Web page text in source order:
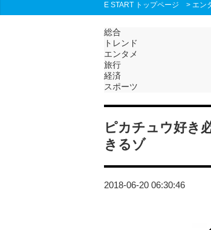
E START トップページ > エン
総合
トレンド
エンタメ
旅行
経済
スポーツ
ピカチュウ好き
きるゾ
2018-06-20 06:30:46